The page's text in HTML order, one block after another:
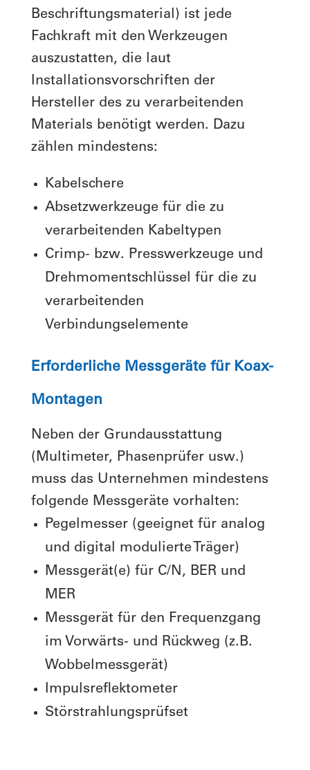
Beschriftungsmaterial) ist jede
Fachkraft mit den Werkzeugen
auszustatten, die laut
Installationsvorschriften der
Hersteller des zu verarbeitenden
Materials benötigt werden. Dazu
zählen mindestens:
Kabelschere
Absetzwerkzeuge für die zu
verarbeitenden Kabeltypen
Crimp- bzw. Presswerkzeuge und
Drehmomentschlüssel für die zu
verarbeitenden
Verbindungselemente
Erforderliche Messgeräte für Koax-
Montagen
Neben der Grundausstattung
(Multimeter, Phasenprüfer usw.)
muss das Unternehmen mindestens
folgende Messgeräte vorhalten:
Pegelmesser (geeignet für analog
und digital modulierte Träger)
Messgerät(e) für C/N, BER und
MER
Messgerät für den Frequenzgang
im Vorwärts- und Rückweg (z.B.
Wobbelmessgerät)
Impulsreflektometer
Störstrahlungsprüfset